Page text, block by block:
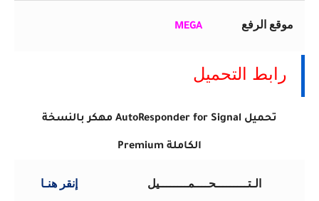
موقع الرفع MEGA
رابط التحميل
تحميل AutoResponder for Signal مهكر بالنسخة
الكاملة Premium
الـتـــــــــحــــمــــــــيل إنقر هنـا